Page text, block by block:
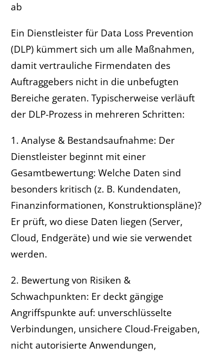
ab
Ein Dienstleister für Data Loss Prevention
(DLP) kümmert sich um alle Maßnahmen,
damit vertrauliche Firmendaten des
Auftraggebers nicht in die unbefugten
Bereiche geraten. Typischerweise verläuft
der DLP-Prozess in mehreren Schritten:
1. Analyse & Bestandsaufnahme: Der
Dienstleister beginnt mit einer
Gesamtbewertung: Welche Daten sind
besonders kritisch (z. B. Kundendaten,
Finanzinformationen, Konstruktionspläne)?
Er prüft, wo diese Daten liegen (Server,
Cloud, Endgeräte) und wie sie verwendet
werden.
2. Bewertung von Risiken &
Schwachpunkten: Er deckt gängige
Angriffspunkte auf: unverschlüsselte
Verbindungen, unsichere Cloud-Freigaben,
nicht autorisierte Anwendungen,